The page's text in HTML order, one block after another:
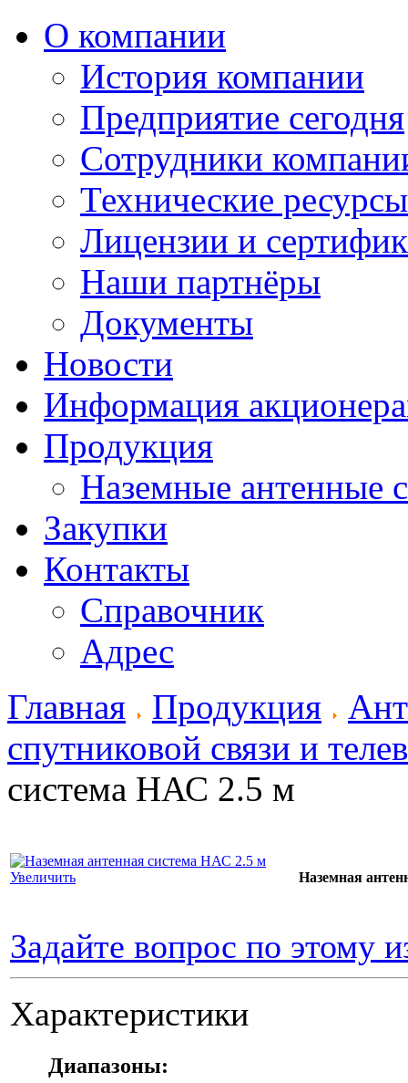
О компании
История компании
Предприятие сегодня
Сотрудники
Технические
Лицензии и
Наши партнёры
Документы
Новости
Информация
Продукция
Наземные антенные
Закупки
Контакты
Справочник
Адрес
Главная
Продукция
спутниковой связи и
система НАС 2.5 м
Увеличить Наземная
Задайте вопрос по этому
Характеристики
Диапазоны: